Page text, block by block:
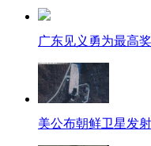
广东见义勇为最高
美公布朝鲜卫星发